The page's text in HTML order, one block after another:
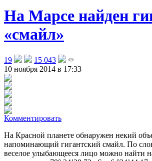
На Марсе найден
«смайл»
19
15 043
10 ноября 2014 в 17:33
Комментировать
На Красной планете обнаружен некий
напоминающий гигантский смайл. По
веселое улыбающееся лицо можно найти